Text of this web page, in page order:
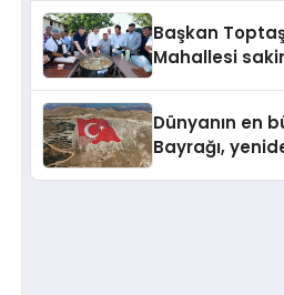
Başkan
Mahallesi
Dünyanın en
Bayrağı,